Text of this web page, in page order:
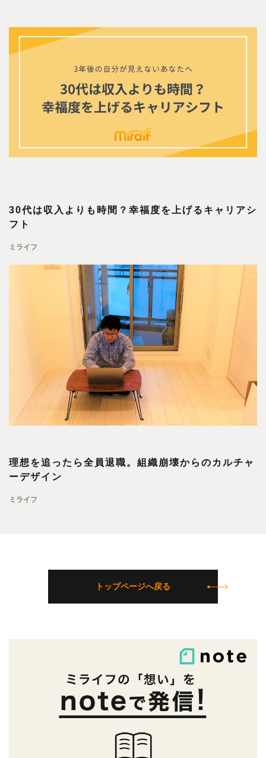
30代は収入よりも時間？幸福度を上げるキャリアシ
フト
ミライフ
理想を追ったら全員退職。組織崩壊からのカルチャ
ーデザイン
ミライフ
トップページへ戻る